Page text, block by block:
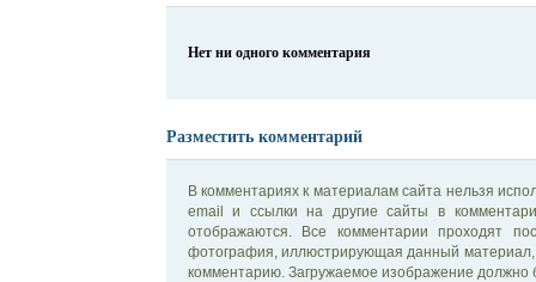
Нет ни одного комментария
Разместить комментарий
В комментариях к материалам сайта нельзя
email и ссылки на другие сайты в
отображаются. Все комментарии проходят
фотография, иллюстрирующая данный материал,
комментарию. Загружаемое изображение должно